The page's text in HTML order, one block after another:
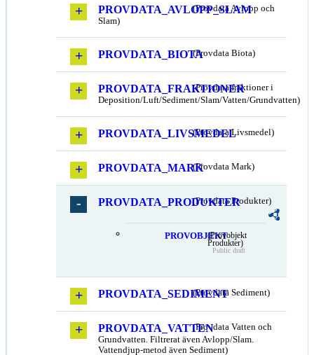
PROVDATA_AVLOPP_SLAM
(Provdata Avlopp och
Slam)
PROVDATA_BIOTA(Provdata Biota)
PROVDATA_FRAKTIONER
(Provdata fraktioner i
Deposition/Luft/Sediment/Slam/Vatten/Grundvatten)
PROVDATA_LIVSMEDEL
(Provdata Livsmedel)
PROVDATA_MARK(Provdata Mark)
PROVDATA_PRODUKTER
(Provdata Produkter)
PROVOBJEKT(Provobjekt
Produkter)
Public draft
PROVDATA_SEDIMENT(Provdata Sediment)
PROVDATA_VATTEN(Provdata Vatten och
Grundvatten. Filtrerat även Avlopp/Slam.
Vattendjup-metod även Sediment)